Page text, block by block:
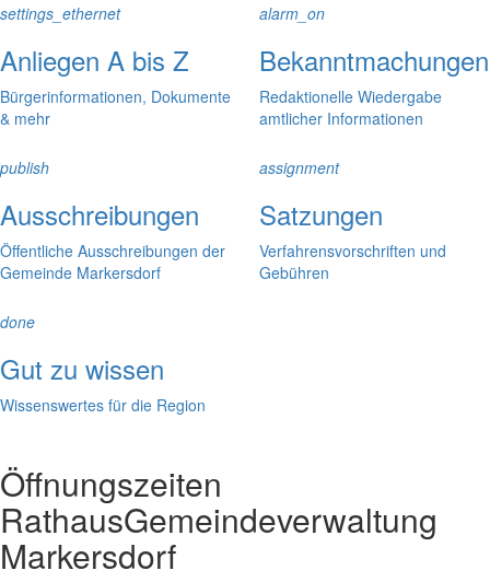
settings_ethernet
Anliegen A bis Z
Bürgerinformationen, Dokumente
& mehr
alarm_on
Bekanntmachungen
Redaktionelle Wiedergabe
amtlicher Informationen
publish
Ausschreibungen
Öffentliche Ausschreibungen der
Gemeinde Markersdorf
assignment
Satzungen
Verfahrensvorschriften und
Gebühren
done
Gut zu wissen
Wissenswertes für die Region
Öffnungszeiten
RathausGemeindeverwaltung
Markersdorf